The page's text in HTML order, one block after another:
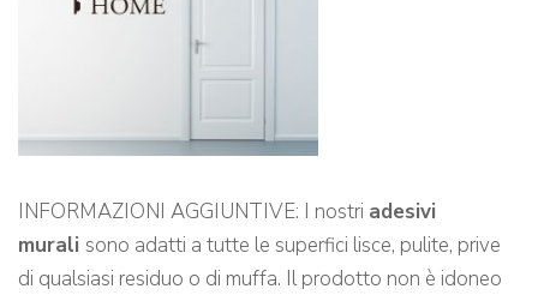
INFORMAZIONI AGGIUNTIVE: I nostri adesivi
murali sono adatti a tutte le superfici lisce, pulite, prive
di qualsiasi residuo o di muffa. Il prodotto non è idoneo